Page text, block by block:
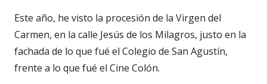
Este año, he visto la procesión de la Virgen del
Carmen, en la calle Jesús de los Milagros, justo en la
fachada de lo que fué el Colegio de San Agustín,
frente a lo que fué el Cine Colón.